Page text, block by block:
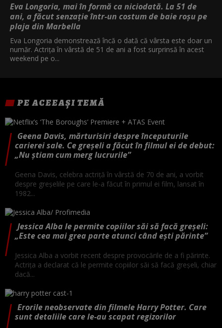
Eva Longoria, mai în formă ca niciodată. La 51 de
ani, a făcut senzație într-un costum de baie roșu pe
plaja din Marbella
Eva Longoria demonstrează încă o dată că vârsta este doar un
număr. Actrița în vârstă de 51 de ani a fost surprinsă în acest
weekend pe o...
PE ACEEAȘI TEMĂ
Geena Davis, mărturisiri despre începuturile
carierei sale. Ce greșeli a făcut în filmul ei de debut:
„Nu știam cum merg lucrurile”
Geena Davis, celebra actriță în vârstă de 70 de ani, a vorbit
despre greșelile pe care le-a făcut în primul ei film, lansat în
1982...
Jessica Alba le permite copiilor săi să facă greșeli:
„Este cea mai grea parte atunci când ești părinte”
Jessica Alba a vorbit recent despre provocările de a fi părinte.
Actrița a declarat că le permite copiilor săi să facă greșeli, chiar
dacă...
Erorile neobservate din filmele Harry Potter. Care
sunt detaliile care le-au scapat regizorilor